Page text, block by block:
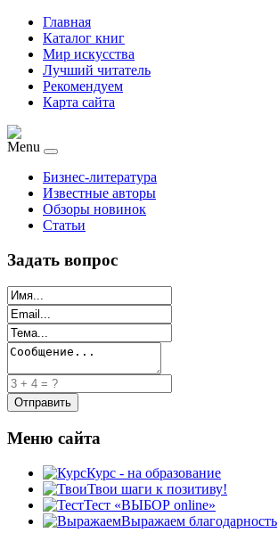
Главная
Каталог книг
Мир искусства
Лучший читатель
Рекомендуем
Карта сайта
Menu
Бизнес-литература
Известные авторы
Обзоры новинок
Статьи
Задать вопрос
Меню сайта
Курс - на образование
Твои шаги к позитиву!
Тест «ВЫБОР online»
Выражаем благодарность